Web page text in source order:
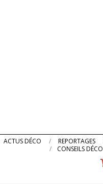
Primary
ACTUS DÉCO REPORTAGES
CONSEILS DÉCO